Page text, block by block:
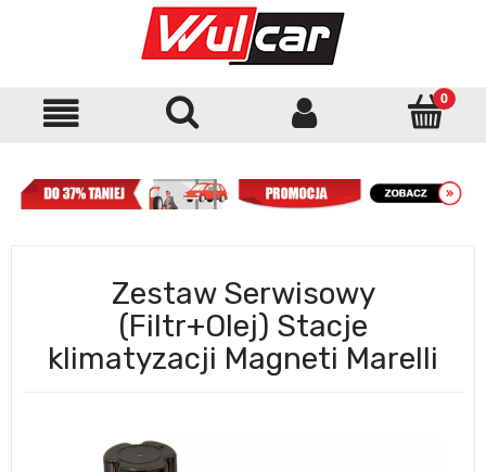
Zestaw Serwisowy
(Filtr+Olej) Stacje
klimatyzacji Magneti Marelli